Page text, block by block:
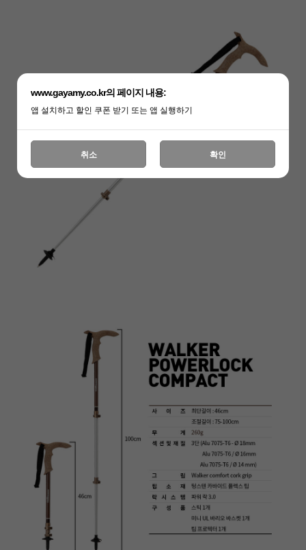
www.gayamy.co.kr의 페이지 내용:
앱 설치하고 할인 쿠폰 받기 또는 앱 실행하기
취소 확인